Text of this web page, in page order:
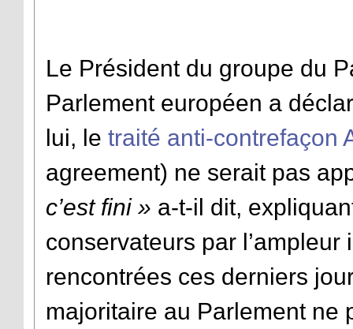
Le Président du groupe du
Parlement européen a
lui, le traité anti-contrefaçon
agreement) ne serait pas
c’est fini » a-t-il dit,
conservateurs par
rencontrées ces derniers
majoritaire au Parlement ne